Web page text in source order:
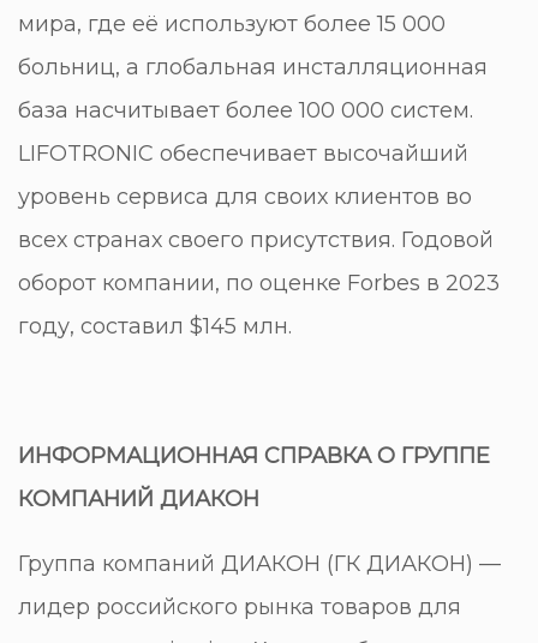
мира, где её используют более 15 000
больниц, а глобальная инсталляционная
база насчитывает более 100 000 систем.
LIFOTRONIC обеспечивает высочайший
уровень сервиса для своих клиентов во
всех странах своего присутствия. Годовой
оборот компании, по оценке Forbes в 2023
году, составил $145 млн.
ИНФОРМАЦИОННАЯ СПРАВКА О ГРУППЕ
КОМПАНИЙ ДИАКОН
Группа компаний ДИАКОН (ГК ДИАКОН) —
лидер российского рынка товаров для